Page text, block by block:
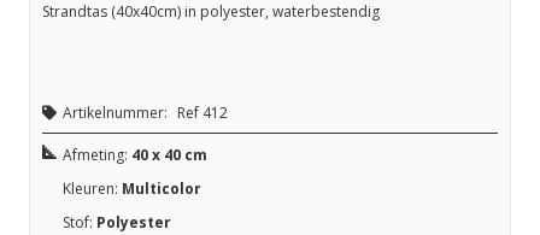
Strandtas (40x40cm) in polyester, waterbestendig
Artikelnummer: Ref 412
Afmeting: 40 x 40 cm
Kleuren: Multicolor
Stof: Polyester